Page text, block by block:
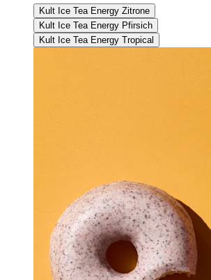
Kult Ice Tea Energy Zitrone
Kult Ice Tea Energy Pfirsich
Kult Ice Tea Energy Tropical